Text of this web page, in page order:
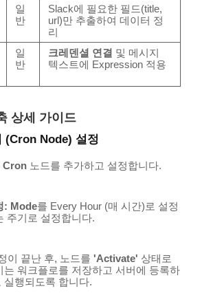
일
반
Slack에 필요한 필드(title,
url)만 추출하여 데이터 정
리
일
반
크레덴셜 연결 및 메시지
텍스트에 Expression 적용
상세 가이드
(Cron Node) 설정
Cron 노드를 추가하고 설정합니다.
: Mode를 Every Hour (매 시간)로 설정
주기로 설정합니다.
이 끝난 후, 노드를 'Activate' 상태로
는 워크플로를 저장하고 서버에 등록하
실행되도록 합니다.